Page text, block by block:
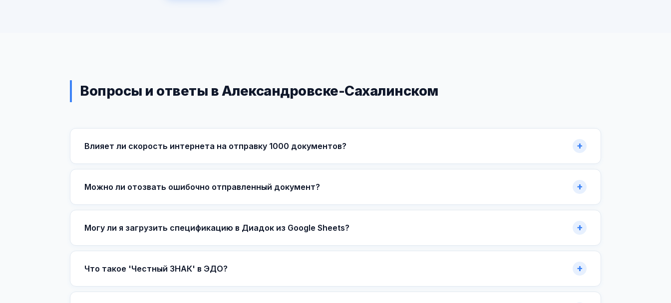
Вопросы и ответы в Александровске-Сахалинском
Влияет ли скорость интернета на отправку 1000 документов?
Можно ли отозвать ошибочно отправленный документ?
Могу ли я загрузить спецификацию в Диадок из Google Sheets?
Что такое 'Честный ЗНАК' в ЭДО?